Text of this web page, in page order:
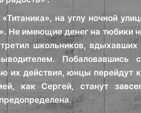
на углу ночной
Не имеющие денег на тюбики
школьников, вдыхавших
их действия, юнцы
как Сергей, станут